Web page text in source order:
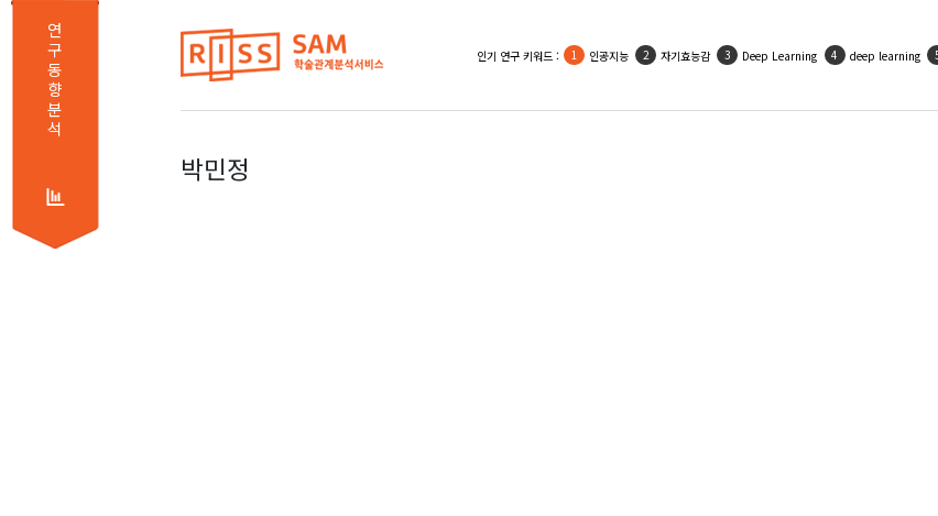
연
구
동
향
분
석
인기 연구 키워드 : 인공지능 자기효능감 Deep Learning deep learning
박민정